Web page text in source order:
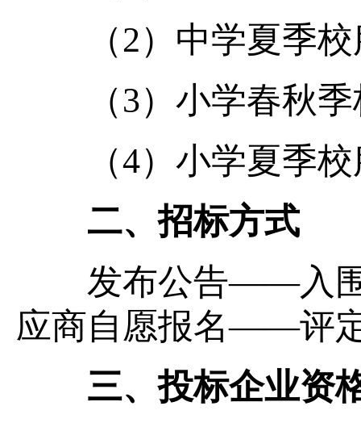
（2）中学夏季校
（3）小学春秋季
（4）小学夏季校
二、招标方式
发布公告——入围
应商自愿报名——评
三、投标企业资